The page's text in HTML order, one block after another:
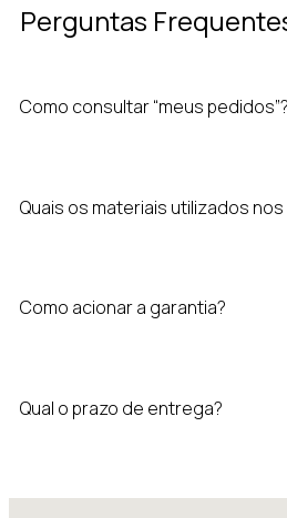
Perguntas
Como consultar “meus pedidos”?
Quais os materiais utilizados
Como acionar a garantia?
Qual o prazo de entrega?